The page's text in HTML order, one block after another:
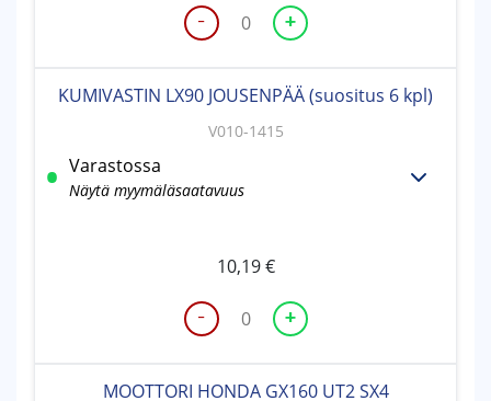
-
KUMITYYNY
POHJALEVYYN
+
-
KUMIVASTIN
LX90
+
KUMIVASTIN LX90 JOUSENPÄÄ (suositus 6 kpl)
V010-1415
Varastossa
Näytä myymäläsaatavuus
10,19€
MOOTTORI HONDA GX160 UT2 SX4